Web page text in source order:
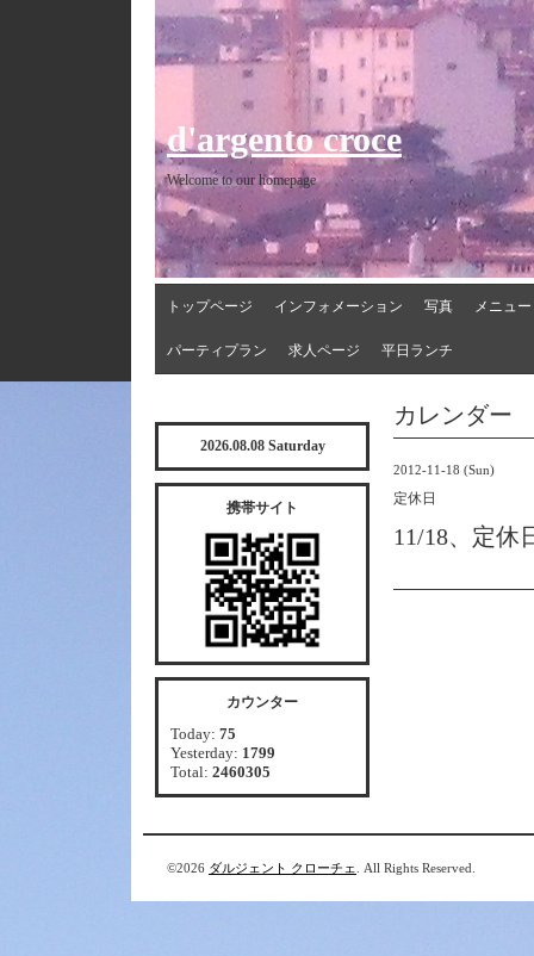
d'argento croce
Welcome to our homepage
トップページ インフォメーション 写真 メニュー
パーティプラン 求人ページ 平日ランチ
カレンダー
2012-11-18 (Sun)
定休日
11/18、定休
2026.08.08 Saturday
携帯サイト
カウンター
Today: 75
Yesterday: 1799
Total: 2460305
©2026 ダルジェント クローチェ . All Rights Reserved.